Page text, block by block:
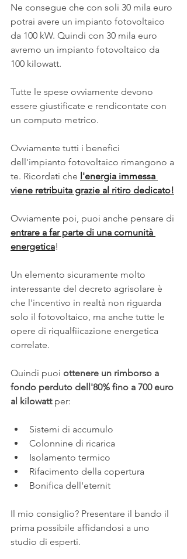
Ne consegue che con soli 30 mila euro
potrai avere un impianto fotovoltaico
da 100 kW. Quindi con 30 mila euro
avremo un impianto fotovoltaico da
100 kilowatt.
Tutte le spese ovviamente devono
essere giustificate e rendicontate con
un computo metrico.
Ovviamente tutti i benefici
dell'impianto fotovoltaico rimangono a
te. Ricordati che l'energia immessa
viene retribuita grazie al ritiro dedicato!
Ovviamente poi, puoi anche pensare di
entrare a far parte di una comunità
energetica!
Un elemento sicuramente molto
interessante del decreto agrisolare è
che l'incentivo in realtà non riguarda
solo il fotovoltaico, ma anche tutte le
opere di riqualfiicazione energetica
correlate.
Quindi puoi ottenere un rimborso a
fondo perduto dell'80% fino a 700 euro
al kilowatt per:
Sistemi di accumulo
Colonnine di ricarica
Isolamento termico
Rifacimento della copertura
Bonifica dell'eternit
Il mio consiglio? Presentare il bando il
prima possibile affidandosi a uno
studio di esperti.